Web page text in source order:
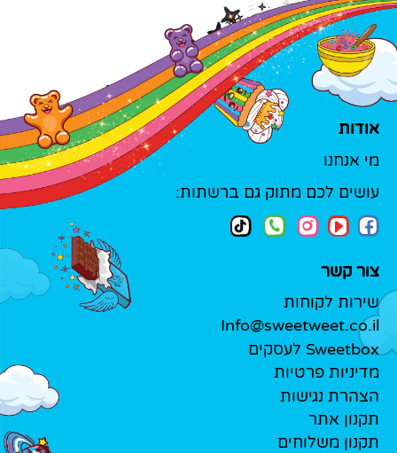
אודות
מי אנחנו
עושים לכם מתוק גם ברשתות:
צור קשר
שירות לקוחות
Info@sweetweet.co.il
Sweetbox לעסקים
מדיניות פרטיות
הצהרת נגישות
תקנון אתר
תקנון משלוחים